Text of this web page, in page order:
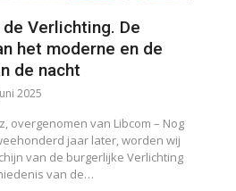
Verlichting. De
het moderne en de
de nacht
2025
overgenomen van Libcom – Nog
jaar later, worden wij
van de burgerlijke Verlichting
van de…